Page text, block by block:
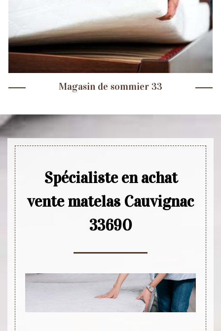
Magasin de sommier 33
Spécialiste en achat
vente matelas Cauvignac
33690